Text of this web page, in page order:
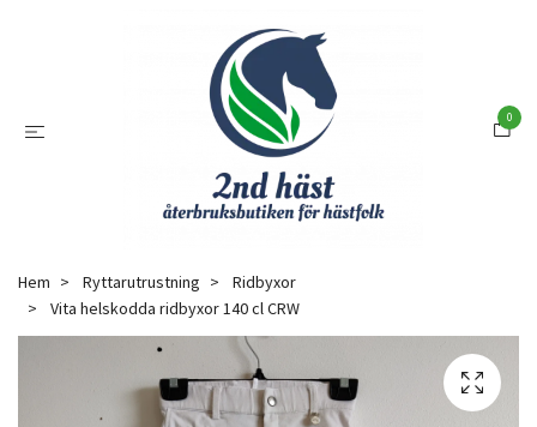
0
Hem Ryttarutrustning
Ridbyxor
Vita helskodda ridbyxor 140 cl CRW